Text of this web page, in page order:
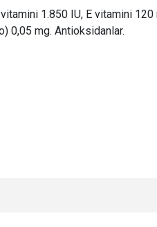
1.850 IU, E vitamini
0,05 mg. Antioksidanlar.